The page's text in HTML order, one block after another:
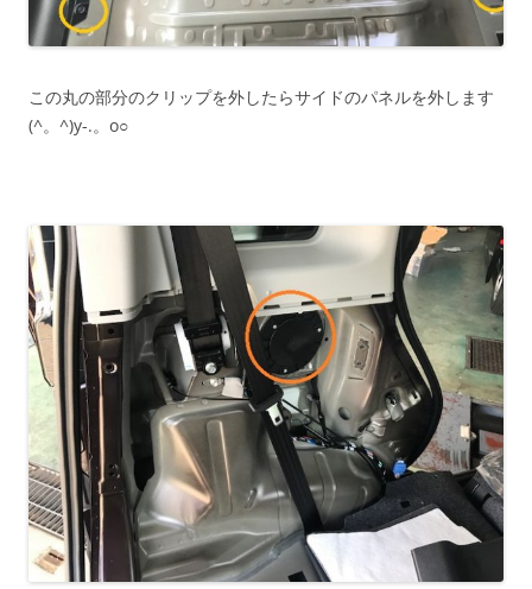
この丸の部分のクリップを外したらサイドのパネルを外します
(^。^)y-.。o○